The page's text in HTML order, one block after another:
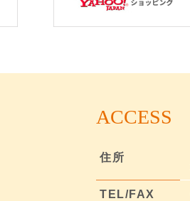
ACCESS
住所
TEL/FAX